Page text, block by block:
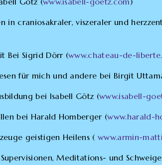
in craniosakraler, viszeraler und
Bei Sigrid Dörr (www.chateau-de-
für mich und andere bei Birgit
bei Isabell Götz (www.isabell-
bei Harald Homberger (www.harald-
geistigen Heilens (www.armin-
Meditations- und